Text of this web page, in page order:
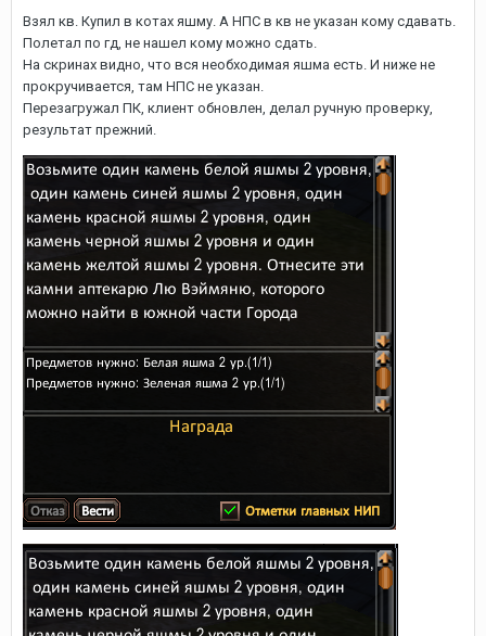
Взял кв. Купил в котах яшму. А НПС в кв не указан кому сдавать.
Полетал по гд, не нашел кому можно сдать.
На скринах видно, что вся необходимая яшма есть. И ниже не
прокручивается, там НПС не указан.
Перезагружал ПК, клиент обновлен, делал ручную проверку,
результат прежний.